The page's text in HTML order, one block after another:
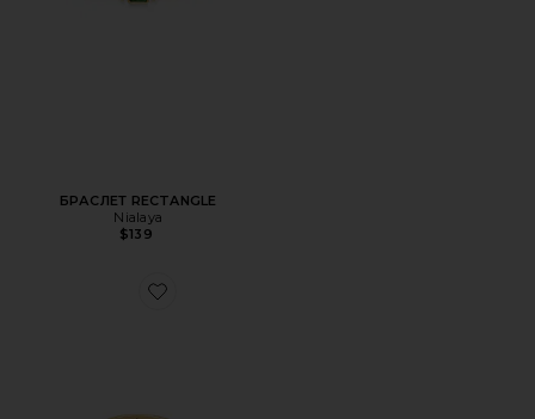
БРАСЛЕТ RECTANGLE
Nialaya
$139
Favorite КОЛЬЦО PANTHER